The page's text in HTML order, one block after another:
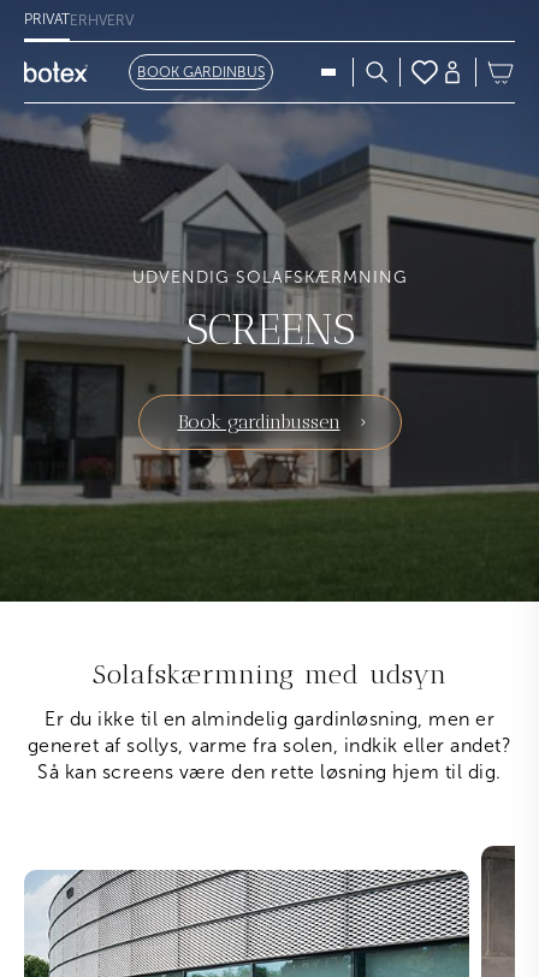
PRIVATERHVERV
BOOK GARDINBUS
UDVENDIG SOLAFSKÆRMNING
SCREENS
Book gardinbussen
Solafskærmning med udsyn
Er du ikke til en almindelig gardinløsning, men er
generet af sollys, varme fra solen, indkik eller andet?
Så kan screens være den rette løsning hjem til dig.